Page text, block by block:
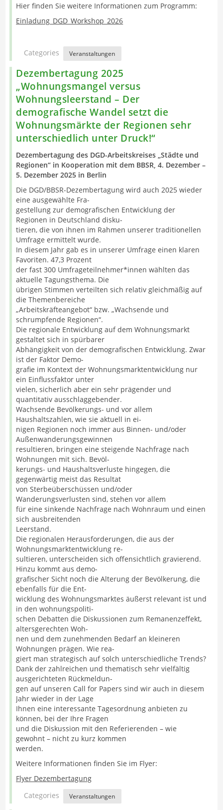
Hier finden Sie weitere Informationen zum Programm:
Einladung_DGD_Workshop_2026
Categories Veranstaltungen
Dezembertagung 2025
„Wohnungsmangel versus
Wohnungsleerstand – Der
demografische Wandel setzt die
Wohnungsmärkte der Regionen sehr
unterschiedlich unter Druck!“
Dezembertagung des DGD-Arbeitskreises „Städte und
Regionen“ in Kooperation mit dem BBSR, 4. Dezember –
5. Dezember 2025 in Berlin
Die DGD/BBSR-Dezembertagung wird auch 2025 wieder
eine ausgewählte Fra-
gestellung zur demografischen Entwicklung der
Regionen in Deutschland disku-
tieren, die von ihnen im Rahmen unserer traditionellen
Umfrage ermittelt wurde.
In diesem Jahr gab es in unserer Umfrage einen klaren
Favoriten. 47,3 Prozent
der fast 300 Umfrageteilnehmer*innen wählten das
aktuelle Tagungsthema. Die
übrigen Stimmen verteilten sich relativ gleichmäßig auf
die Themenbereiche
„Arbeitskräfteangebot“ bzw. „Wachsende und
schrumpfende Regionen“.
Die regionale Entwicklung auf dem Wohnungsmarkt
gestaltet sich in spürbarer
Abhängigkeit von der demografischen Entwicklung. Zwar
ist der Faktor Demo-
grafie im Kontext der Wohnungsmarktentwicklung nur
ein Einflussfaktor unter
vielen, sicherlich aber ein sehr prägender und
quantitativ ausschlaggebender.
Wachsende Bevölkerungs- und vor allem
Haushaltszahlen, wie sie aktuell in ei-
nigen Regionen noch immer aus Binnen- und/oder
Außenwanderungsgewinnen
resultieren, bringen eine steigende Nachfrage nach
Wohnungen mit sich. Bevöl-
kerungs- und Haushaltsverluste hingegen, die
gegenwärtig meist das Resultat
von Sterbeüberschüssen und/oder
Wanderungsverlusten sind, stehen vor allem
für eine sinkende Nachfrage nach Wohnraum und einen
sich ausbreitenden
Leerstand.
Die regionalen Herausforderungen, die aus der
Wohnungsmarktentwicklung re-
sultieren, unterscheiden sich offensichtlich gravierend.
Hinzu kommt aus demo-
grafischer Sicht noch die Alterung der Bevölkerung, die
ebenfalls für die Ent-
wicklung des Wohnungsmarktes äußerst relevant ist und
in den wohnungspoliti-
schen Debatten die Diskussionen zum Remanenzeffekt,
altersgerechten Woh-
nen und dem zunehmenden Bedarf an kleineren
Wohnungen prägen. Wie rea-
giert man strategisch auf solch unterschiedliche Trends?
Dank der zahlreichen und thematisch sehr vielfältig
ausgerichteten Rückmeldun-
gen auf unseren Call for Papers sind wir auch in diesem
Jahr wieder in der Lage
Ihnen eine interessante Tagesordnung anbieten zu
können, bei der Ihre Fragen
und die Diskussion mit den Referierenden – wie
gewohnt – nicht zu kurz kommen
werden.
Weitere Informationen finden Sie im Flyer:
Flyer Dezembertagung
Categories
Veranstaltungen